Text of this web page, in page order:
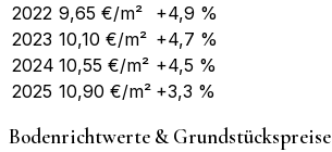
2022 9,65 €/m²
+4,9 %
2023 10,10 €/m² +4,7 %
2024 10,55 €/m² +4,5 %
2025 10,90 €/m² +3,3 %
Bodenrichtwerte & Grundstückspreise